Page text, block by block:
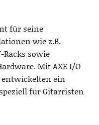
für seine
wie z.B.
Racks sowie
Mit AXE I/O
entwickelten ein
für Gitarristen